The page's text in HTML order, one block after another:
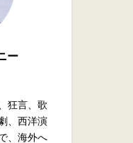
ー
狂言、歌
、西洋演
、海外へ